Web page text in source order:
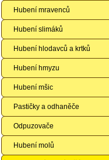
Hubení mravenců
Hubení slimáků
Hubení hlodavců a krtků
Hubení hmyzu
Hubení mšic
Pastičky a odhaněče
Odpuzovače
Hubení molů